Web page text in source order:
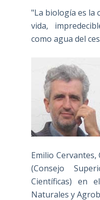
"La biología es la
vida,
como agua del
Emilio Cervantes,
(Consejo
Científicas) en
Naturales y